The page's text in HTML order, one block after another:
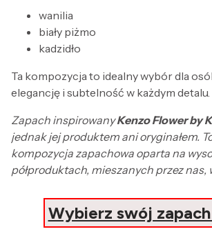
wanilia
biały piżmo
kadzidło
Ta kompozycja to idealny wybór dla
elegancję i subtelność w każdym detalu.
Zapach inspirowanyKenzo Flower by
jednak jej produktem ani oryginałem.
kompozycja zapachowa oparta na
półproduktach, mieszanych przez nas,
Wybierz swój